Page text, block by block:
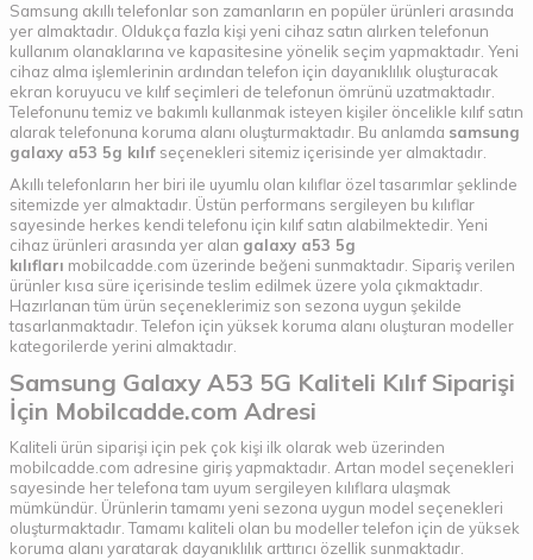
Samsung akıllı telefonlar son zamanların en popüler ürünleri arasında
yer almaktadır. Oldukça fazla kişi yeni cihaz satın alırken telefonun
kullanım olanaklarına ve kapasitesine yönelik seçim yapmaktadır. Yeni
cihaz alma işlemlerinin ardından telefon için dayanıklılık oluşturacak
ekran koruyucu ve kılıf seçimleri de telefonun ömrünü uzatmaktadır.
Telefonunu temiz ve bakımlı kullanmak isteyen kişiler öncelikle kılıf satın
alarak telefonuna koruma alanı oluşturmaktadır. Bu anlamda samsung
galaxy a53 5g kılıf seçenekleri sitemiz içerisinde yer almaktadır.
Akıllı telefonların her biri ile uyumlu olan kılıflar özel tasarımlar şeklinde
sitemizde yer almaktadır. Üstün performans sergileyen bu kılıflar
sayesinde herkes kendi telefonu için kılıf satın alabilmektedir. Yeni
cihaz ürünleri arasında yer alan galaxy a53 5g
kılıfları mobilcadde.com üzerinde beğeni sunmaktadır. Sipariş verilen
ürünler kısa süre içerisinde teslim edilmek üzere yola çıkmaktadır.
Hazırlanan tüm ürün seçeneklerimiz son sezona uygun şekilde
tasarlanmaktadır. Telefon için yüksek koruma alanı oluşturan modeller
kategorilerde yerini almaktadır.
Samsung Galaxy A53 5G Kaliteli Kılıf Siparişi
İçin Mobilcadde.com Adresi
Kaliteli ürün siparişi için pek çok kişi ilk olarak web üzerinden
mobilcadde.com adresine giriş yapmaktadır. Artan model seçenekleri
sayesinde her telefona tam uyum sergileyen kılıflara ulaşmak
mümkündür. Ürünlerin tamamı yeni sezona uygun model seçenekleri
oluşturmaktadır. Tamamı kaliteli olan bu modeller telefon için de yüksek
koruma alanı yaratarak dayanıklılık arttırıcı özellik sunmaktadır.